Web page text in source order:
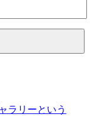
ラリーという